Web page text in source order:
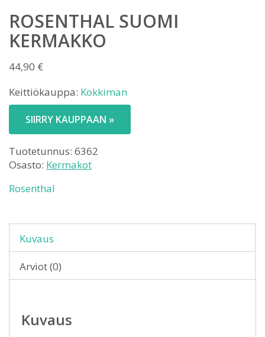
ROSENTHAL SUOMI
KERMAKKO
44,90 €
Keittiökauppa: Kokkiman
SIIRRY KAUPPAAN »
Tuotetunnus: 6362
Osasto: Kermakot
Rosenthal
Kuvaus
Arviot (0)
Kuvaus